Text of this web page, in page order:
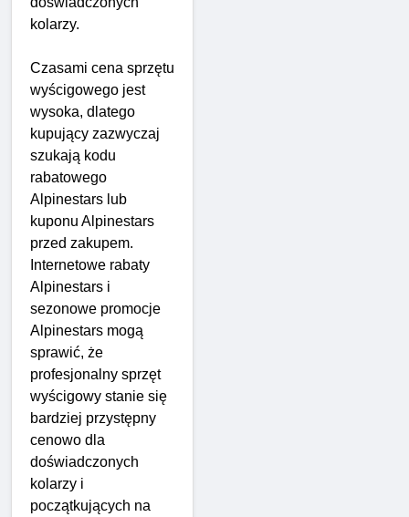
kolarzy.
Czasami cena sprzętu
wyścigowego jest
wysoka, dlatego
kupujący zazwyczaj
szukają kodu
rabatowego
Alpinestars lub
kuponu Alpinestars
przed zakupem.
Internetowe rabaty
Alpinestars i
sezonowe promocje
Alpinestars mogą
sprawić, że
profesjonalny sprzęt
wyścigowy stanie się
bardziej przystępny
cenowo dla
doświadczonych
kolarzy i
początkujących na